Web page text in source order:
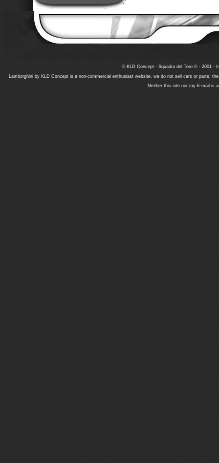
© KLD Concept - Squadra del Toro © - 2001 -
Lamborghini by KLD Concept is a non-commercial enthusiast website, we do not sell cars or parts,
Neither this site nor my E-mail is